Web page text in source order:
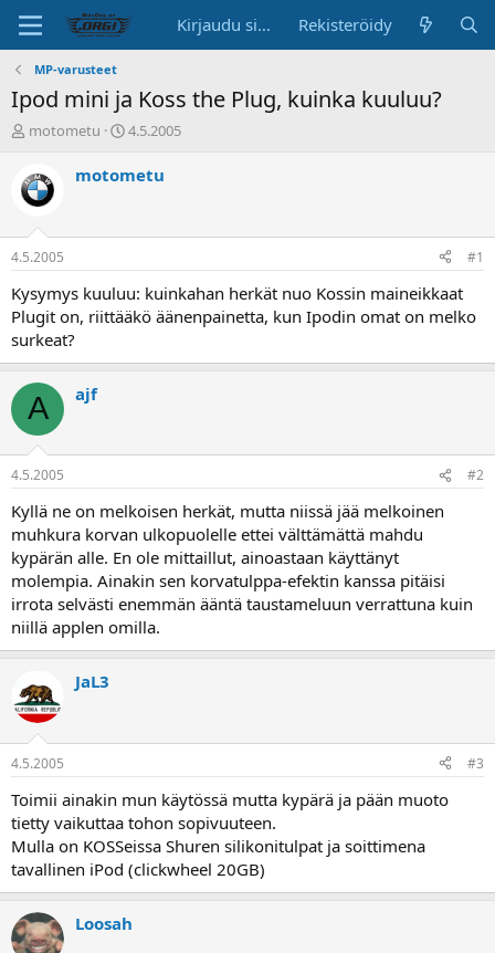
Kirjaudu sisään Rekisteröidy
MP-varusteet
Ipod mini ja Koss the Plug, kuinka kuuluu?
K
s
k
u
s
t
e
l
n
a
l
o
i
t
a
j
a
motometu
A
o
p
ä
i
v
4.5.2005
motometu
4.5.2005 #1
Kysymys kuuluu: kuinkahan herkät nuo Kossin maineikkaat
Plugit on, riittääkö äänenpainetta, kun Ipodin omat on melko
surkeat?
A ajf
4.5.2005 #2
Kyllä ne on melkoisen herkät, mutta niissä jää melkoinen
muhkura korvan ulkopuolelle ettei välttämättä mahdu
kypärän alle. En ole mittaillut, ainoastaan käyttänyt
molempia. Ainakin sen korvatulppa-efektin kanssa pitäisi
irrota selvästi enemmän ääntä taustameluun verrattuna kuin
niillä applen omilla.
JaL3
4.5.2005 #3
Toimii ainakin mun käytössä mutta kypärä ja pään muoto
tietty vaikuttaa tohon sopivuuteen.
Mulla on KOSSeissa Shuren silikonitulpat ja soittimena
tavallinen iPod (clickwheel 20GB)
Loosah